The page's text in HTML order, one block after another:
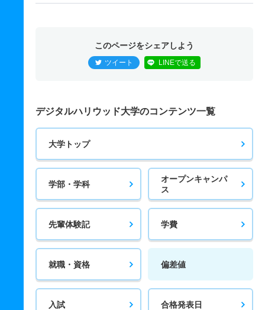
このページをシェアしよう
ツイート LINEで送る
デジタルハリウッド大学のコンテンツ一覧
大学トップ
学部・学科
オープンキャンパ
ス
先輩体験記 学費
就職・資格 偏差値
入試 合格発表日